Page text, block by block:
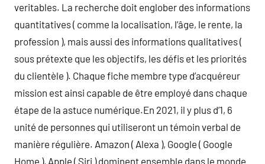
veritables. La recherche doit englober des informations
quantitatives ( comme la localisation, l’âge, le rente, la
profession ), mais aussi des informations qualitatives (
sous prétexte que les objectifs, les défis et les priorités
du clientèle ). Chaque fiche membre type d’acquéreur
mission est ainsi capable de être employé dans chaque
étape de la astuce numérique.En 2021, il y plus d’1, 6
unité de personnes qui utiliseront un témoin verbal de
manière régulière. Amazon ( Alexa ), Google ( Google
Home ), Apple ( Siri ) dominent ensemble dans le monde